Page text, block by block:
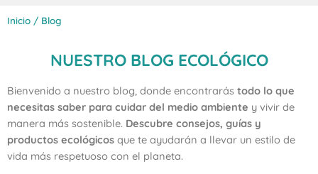
Inicio / Blog
NUESTRO BLOG ECOLÓGICO
Bienvenido a nuestro blog, donde encontrarás todo lo que
necesitas saber para cuidar del medio ambiente y vivir de
manera más sostenible. Descubre consejos, guías y
productos ecológicos que te ayudarán a llevar un estilo de
vida más respetuoso con el planeta.